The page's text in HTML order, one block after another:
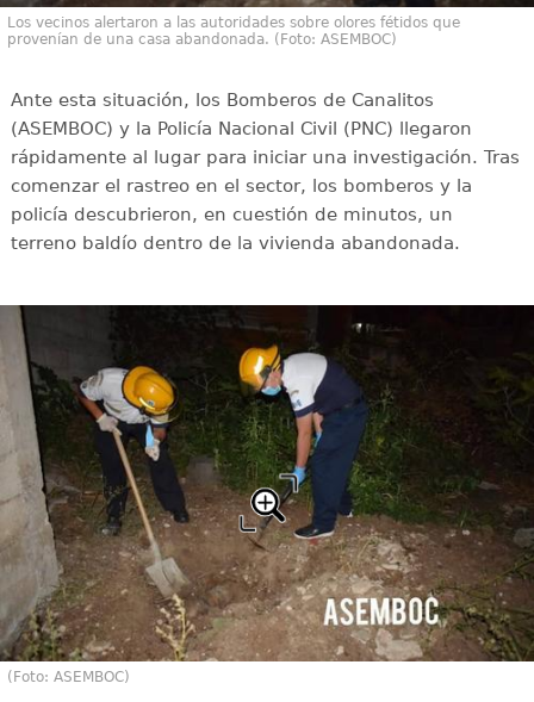
Los vecinos alertaron a las autoridades sobre olores fétidos que
provenían de una casa abandonada. (Foto: ASEMBOC)
Ante esta situación, los Bomberos de Canalitos
(ASEMBOC) y la Policía Nacional Civil (PNC) llegaron
rápidamente al lugar para iniciar una investigación. Tras
comenzar el rastreo en el sector, los bomberos y la
policía descubrieron, en cuestión de minutos, un
terreno baldío dentro de la vivienda abandonada.
(Foto: ASEMBOC)